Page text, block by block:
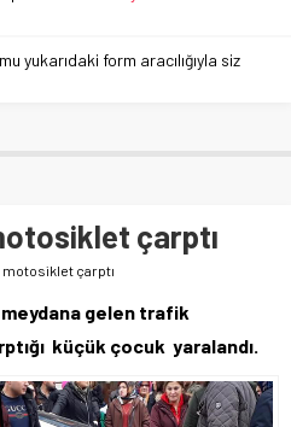
yukarıdaki form aracılığıyla siz
çarptı
çarptı
gelen trafik
küçük çocuk yaralandı.